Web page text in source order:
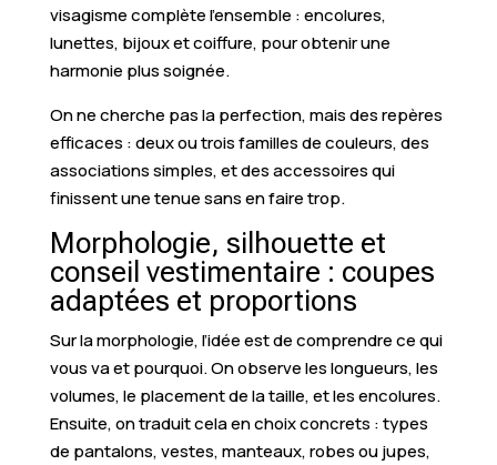
visagisme complète l’ensemble : encolures,
lunettes, bijoux et coiffure, pour obtenir une
harmonie plus soignée.
On ne cherche pas la perfection, mais des repères
efficaces : deux ou trois familles de couleurs, des
associations simples, et des accessoires qui
finissent une tenue sans en faire trop.
Morphologie, silhouette et
conseil vestimentaire : coupes
adaptées et proportions
Sur la morphologie, l’idée est de comprendre ce qui
vous va et pourquoi. On observe les longueurs, les
volumes, le placement de la taille, et les encolures.
Ensuite, on traduit cela en choix concrets : types
de pantalons, vestes, manteaux, robes ou jupes,